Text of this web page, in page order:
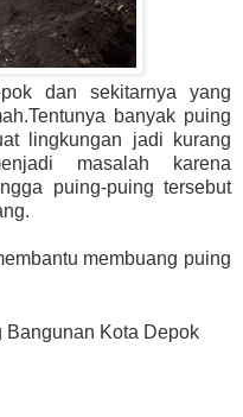
dan sekitarnya yang
banyak puing
lingkungan jadi kurang
masalah karena
puing-puing tersebut
membuang puing
Kota Depok